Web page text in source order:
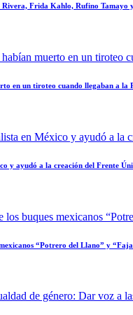
Rivera, Frida Kahlo, Rufino
en un tiroteo cuando llegaban a la
y ayudó a la creación del Frente
“Potrero del Llano” y